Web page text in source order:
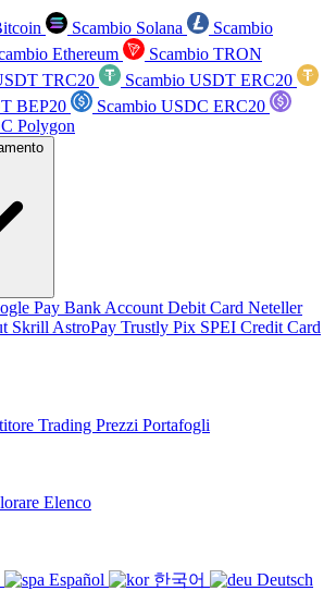
Scambio Solana
Scambio
Ethereum
Scambio TRON
TRC20
Scambio USDT ERC20
BEP20
Scambio USDC ERC20
Polygon
Pay Bank Account Debit Card Neteller
Skrill AstroPay Trustly Pix SPEI Credit Card
Trading Prezzi Portafogli
Elenco
Español 한국어
Deutsch